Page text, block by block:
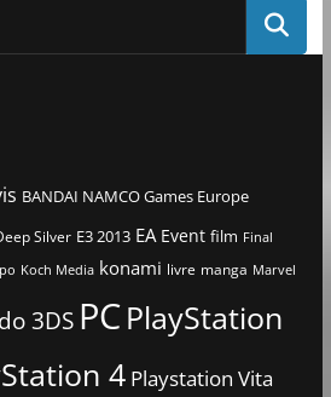
BANDAI NAMCO Games Europe
Silver E3 2013 EA Event film Final
Koch Media konami livre manga Marvel
3DS PCPlayStation
4 Playstation Vita